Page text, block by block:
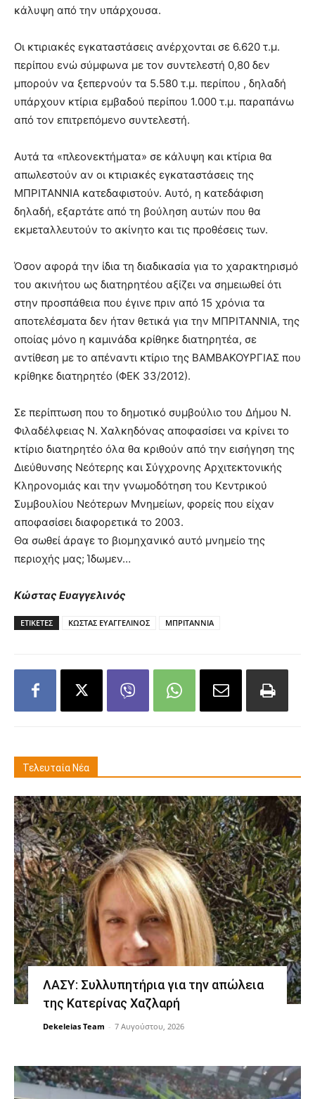
κάλυψη από την υπάρχουσα.
Οι κτιριακές εγκαταστάσεις ανέρχονται σε 6.620 τ.μ.
περίπου ενώ σύμφωνα με τον συντελεστή 0,80 δεν
μπορούν να ξεπερνούν τα 5.580 τ.μ. περίπου , δηλαδή
υπάρχουν κτίρια εμβαδού περίπου 1.000 τ.μ. παραπάνω
από τον επιτρεπόμενο συντελεστή.
Αυτά τα «πλεονεκτήματα» σε κάλυψη και κτίρια θα
απωλεστούν αν οι κτιριακές εγκαταστάσεις της
ΜΠΡΙΤΑΝΝΙΑ κατεδαφιστούν. Αυτό, η κατεδάφιση
δηλαδή, εξαρτάτε από τη βούληση αυτών που θα
εκμεταλλευτούν το ακίνητο και τις προθέσεις των.
Όσον αφορά την ίδια τη διαδικασία για το χαρακτηρισμό
του ακινήτου ως διατηρητέου αξίζει να σημειωθεί ότι
στην προσπάθεια που έγινε πριν από 15 χρόνια τα
αποτελέσματα δεν ήταν θετικά για την ΜΠΡΙΤΑΝΝΙΑ, της
οποίας μόνο η καμινάδα κρίθηκε διατηρητέα, σε
αντίθεση με το απέναντι κτίριο της ΒΑΜΒΑΚΟΥΡΓΙΑΣ που
κρίθηκε διατηρητέο (ΦΕΚ 33/2012).
Σε περίπτωση που το δημοτικό συμβούλιο του Δήμου Ν.
Φιλαδέλφειας Ν. Χαλκηδόνας αποφασίσει να κρίνει το
κτίριο διατηρητέο όλα θα κριθούν από την εισήγηση της
Διεύθυνσης Νεότερης και Σύγχρονης Αρχιτεκτονικής
Κληρονομιάς και την γνωμοδότηση του Κεντρικού
Συμβουλίου Νεότερων Μνημείων, φορείς που είχαν
αποφασίσει διαφορετικά το 2003.
Θα σωθεί άραγε το βιομηχανικό αυτό μνημείο της
περιοχής μας; Ίδωμεν…
Κώστας Ευαγγελινός
ΕΤΙΚΕΤΕΣ ΚΩΣΤΑΣ ΕΥΑΓΓΕΛΙΝΟΣ ΜΠΡΙΤΑΝΝΙΑ
Τελευταία Νέα
ΛΑΣΥ: Συλλυπητήρια για την απώλεια
της Κατερίνας Χαζλαρή
Dekeleias Team - 7 Αυγούστου, 2026